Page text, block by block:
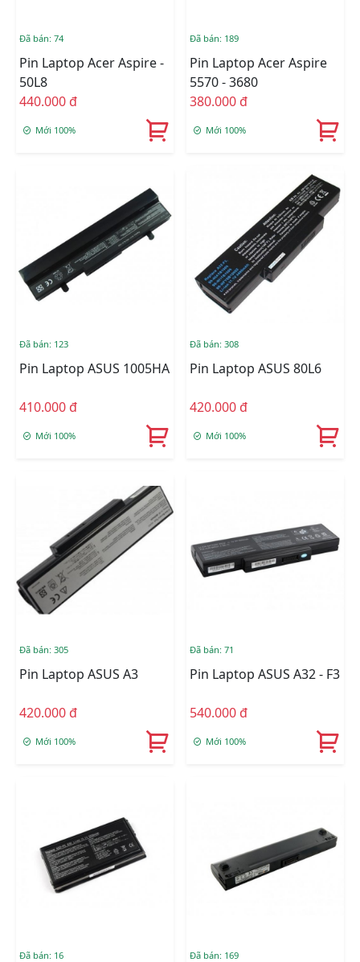
Đã bán: 74
Pin Laptop Acer Aspire -
50L8
440.000 đ
Mới 100%
Đã bán: 189
Pin Laptop Acer Aspire
5570 - 3680
380.000 đ
Mới 100%
Đã bán: 123
Pin Laptop ASUS 1005HA
410.000 đ
Mới 100%
Đã bán: 308
Pin Laptop ASUS 80L6
420.000 đ
Mới 100%
Đã bán: 305
Pin Laptop ASUS A3
420.000 đ
Mới 100%
Đã bán: 71
Pin Laptop ASUS A32 - F3
540.000 đ
Mới 100%
Đã bán: 16 Đã bán: 169